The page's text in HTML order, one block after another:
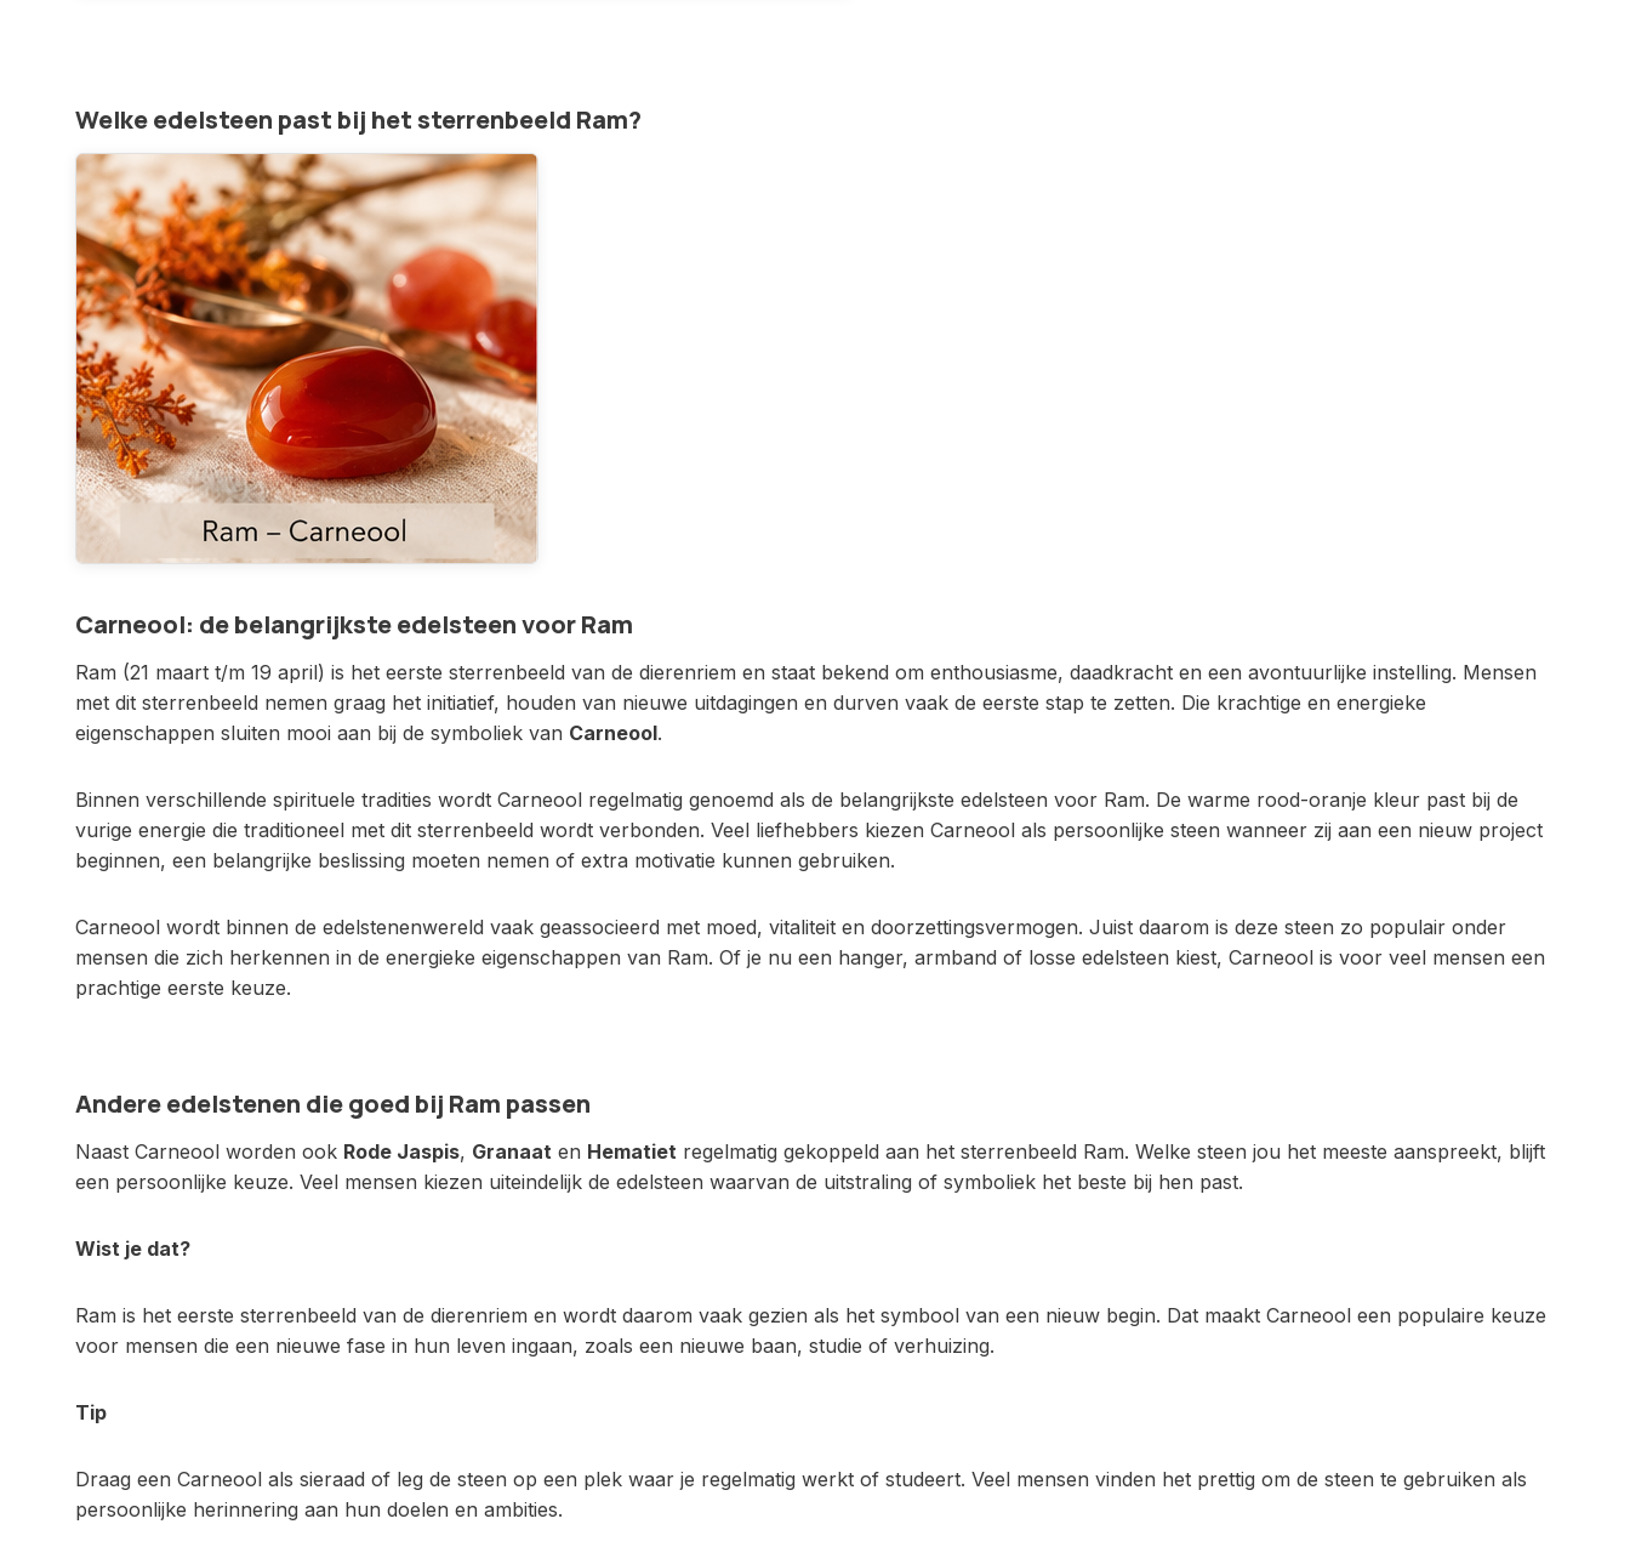
Welke edelsteen past bij het sterrenbeeld Ram?
Carneool: de belangrijkste edelsteen voor Ram
Ram (21 maart t/m 19 april) is het eerste sterrenbeeld van de dierenriem en staat bekend om enthousiasme, daadkracht en een avontuurlijke instelling. Mensen
met dit sterrenbeeld nemen graag het initiatief, houden van nieuwe uitdagingen en durven vaak de eerste stap te zetten. Die krachtige en energieke
eigenschappen sluiten mooi aan bij de symboliek van Carneool.
Binnen verschillende spirituele tradities wordt Carneool regelmatig genoemd als de belangrijkste edelsteen voor Ram. De warme rood-oranje kleur past bij de
vurige energie die traditioneel met dit sterrenbeeld wordt verbonden. Veel liefhebbers kiezen Carneool als persoonlijke steen wanneer zij aan een nieuw project
beginnen, een belangrijke beslissing moeten nemen of extra motivatie kunnen gebruiken.
Carneool wordt binnen de edelstenenwereld vaak geassocieerd met moed, vitaliteit en doorzettingsvermogen. Juist daarom is deze steen zo populair onder
mensen die zich herkennen in de energieke eigenschappen van Ram. Of je nu een hanger, armband of losse edelsteen kiest, Carneool is voor veel mensen een
prachtige eerste keuze.
Andere edelstenen die goed bij Ram passen
Naast Carneool worden ook Rode Jaspis, Granaat en Hematiet regelmatig gekoppeld aan het sterrenbeeld Ram. Welke steen jou het meeste aanspreekt, blijft
een persoonlijke keuze. Veel mensen kiezen uiteindelijk de edelsteen waarvan de uitstraling of symboliek het beste bij hen past.
Wist je dat?
Ram is het eerste sterrenbeeld van de dierenriem en wordt daarom vaak gezien als het symbool van een nieuw begin. Dat maakt Carneool een populaire keuze
voor mensen die een nieuwe fase in hun leven ingaan, zoals een nieuwe baan, studie of verhuizing.
Tip
Draag een Carneool als sieraad of leg de steen op een plek waar je regelmatig werkt of studeert. Veel mensen vinden het prettig om de steen te gebruiken als
persoonlijke herinnering aan hun doelen en ambities.